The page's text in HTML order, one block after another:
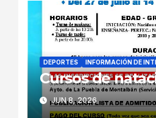
DEPORTES INFORMACIÓN DE
Cursos de
JUN 8, 2026